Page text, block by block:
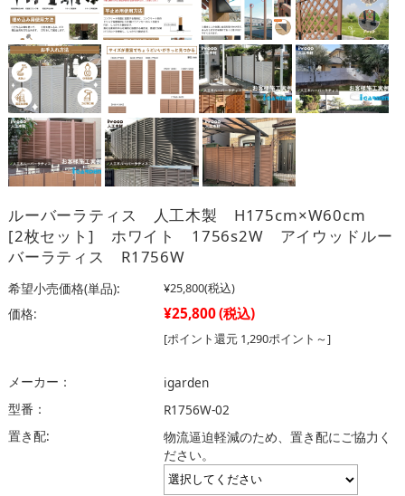
ルーバーラティス 人工木製 H175cm×W60cm
[2枚セット] ホワイト 1756s2W アイウッドルー
バーラティス R1756W
希望小売価格(単品): ¥25,800(税込)
価格: ¥25,800(税込)
[ポイント還元 1,290ポイント～]
メーカー：
igarden
型番：
R1756W-02
置き配:
物流逼迫軽減のため、置き配にご協力く
ださい。